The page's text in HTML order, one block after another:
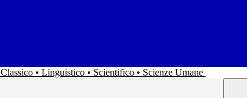
Classico • Linguistico • Scientifico • Scienze Umane